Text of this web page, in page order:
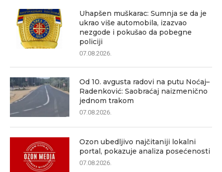
Uhapšen muškarac: Sumnja se da je
ukrao više automobila, izazvao
nezgode i pokušao da pobegne
policiji
07.08.2026.
Od 10. avgusta radovi na putu Noćaj–
Radenković: Saobraćaj naizmenično
jednom trakom
07.08.2026.
Ozon ubedljivo najčitaniji lokalni
portal, pokazuje analiza posećenosti
07.08.2026.